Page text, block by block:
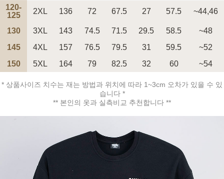
120-
125
2XL 136 72 67.5 27 57.5 ~44,46
130 3XL 143 74.5 71.5 29.5 58.5
~48
145
4XL 157 76.5 79.5 31 59.5
~52
150
5XL 164 79 82.5 32 60 ~54
* 상품사이즈 치수는 재는 방법과 위치에 따라 1~3cm 오차가 있을 수 있
습니다 *
** 본인의 옷과 실측비교 추천합니다 **